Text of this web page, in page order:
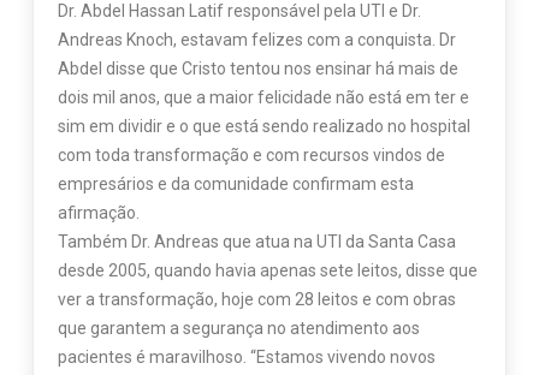
Dr. Abdel Hassan Latif responsável pela UTI e Dr.
Andreas Knoch, estavam felizes com a conquista. Dr
Abdel disse que Cristo tentou nos ensinar há mais de
dois mil anos, que a maior felicidade não está em ter e
sim em dividir e o que está sendo realizado no hospital
com toda transformação e com recursos vindos de
empresários e da comunidade confirmam esta
afirmação.
Também Dr. Andreas que atua na UTI da Santa Casa
desde 2005, quando havia apenas sete leitos, disse que
ver a transformação, hoje com 28 leitos e com obras
que garantem a segurança no atendimento aos
pacientes é maravilhoso. “Estamos vivendo novos